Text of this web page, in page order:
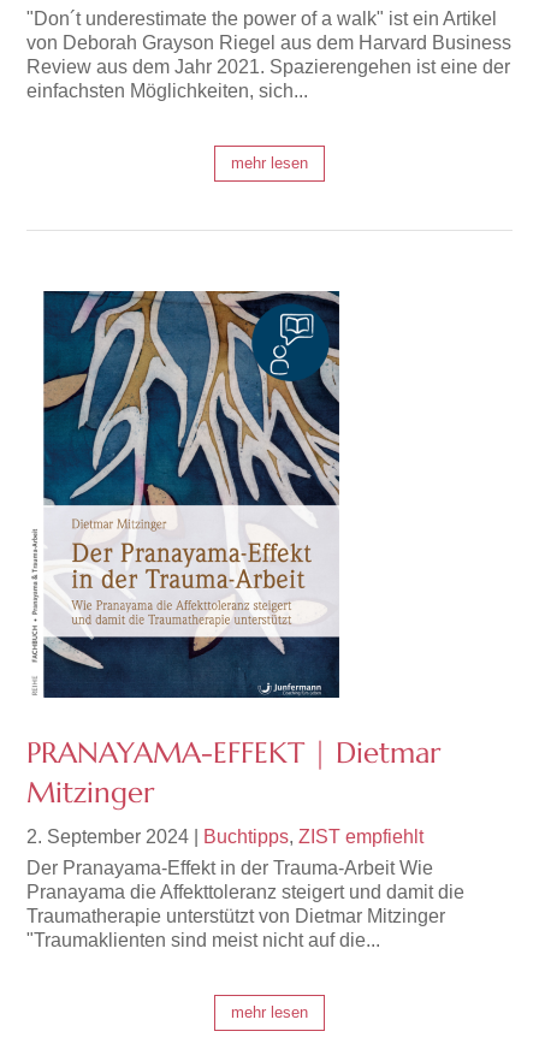
"Don´t underestimate the power of a walk" ist ein Artikel
von Deborah Grayson Riegel aus dem Harvard Business
Review aus dem Jahr 2021. Spazierengehen ist eine der
einfachsten Möglichkeiten, sich...
mehr lesen
PRANAYAMA-EFFEKT | Dietmar
Mitzinger
2. September 2024 Buchtipps,ZIST empfiehlt
Der Pranayama-Effekt in der Trauma-Arbeit Wie
Pranayama die Affekttoleranz steigert und damit die
Traumatherapie unterstützt von Dietmar Mitzinger
"Traumaklienten sind meist nicht auf die...
mehr lesen